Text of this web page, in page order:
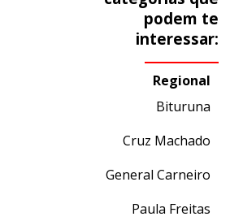
podem te
interessar:
Regional
Bituruna
Cruz Machado
General Carneiro
Paula Freitas